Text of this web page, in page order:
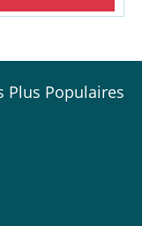
Plus Populaires